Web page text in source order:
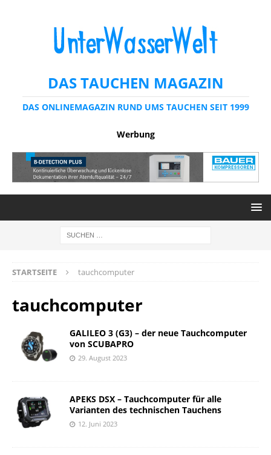
DAS TAUCHEN MAGAZIN
DAS ONLINEMAGAZIN RUND UMS TAUCHEN SEIT 1999
Werbung
STARTSEITE tauchcomputer
tauchcomputer
GALILEO 3 (G3) – der neue Tauchcomputer
von SCUBAPRO
29. August 2023
APEKS DSX – Tauchcomputer für alle
Varianten des technischen Tauchens
12. Juni 2023